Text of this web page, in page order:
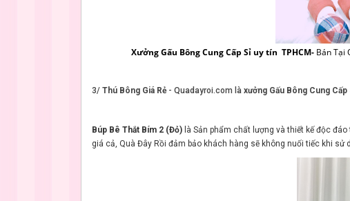
Xưởng Gấu Bông Cung Cấp Sỉ uy tín TPHCM- Bán Tại
3/ Thú Bông Giá Rẻ- Quadayroi.com là xưởng Gấu Bông Cung
Búp Bê Thắt Bím 2 (Đỏ) là Sản phẩm chất lượng và thiết kế độc
giá cả, Quà Đây Rồi đảm bảo khách hàng sẽ không nuối tiếc khi sử